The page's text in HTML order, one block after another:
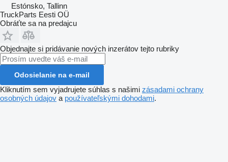
Estónsko, Tallinn
TruckParts Eesti OÜ
Obráťte sa na predajcu
Objednajte si pridávanie nových inzerátov tejto rubriky
Odosielanie na e-mail
Kliknutím sem vyjadrujete súhlas s našimi zásadami ochrany
osobných údajov a používateľskými dohodami.